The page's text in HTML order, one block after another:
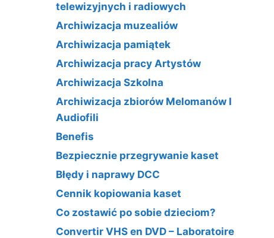
telewizyjnych i radiowych
Archiwizacja muzealiów
Archiwizacja pamiątek
Archiwizacja pracy Artystów
Archiwizacja Szkolna
Archiwizacja zbiorów Melomanów I
Audiofili
Benefis
Bezpiecznie przegrywanie kaset
Błędy i naprawy DCC
Cennik kopiowania kaset
Co zostawić po sobie dzieciom?
Convertir VHS en DVD – Laboratoire